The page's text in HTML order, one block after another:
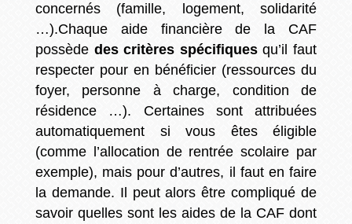
concernés (famille, logement, solidarité
…).Chaque aide financière de la CAF
possède des critères spécifiquesqu’il faut
respecter pour en bénéficier (ressources du
foyer, personne à charge, condition de
résidence …). Certaines sont attribuées
automatiquement si vous êtes éligible
(comme l’allocation de rentrée scolaire par
exemple), mais pour d’autres, il faut en faire
la demande. Il peut alors être compliqué de
savoir quelles sont les aides de la CAF dont